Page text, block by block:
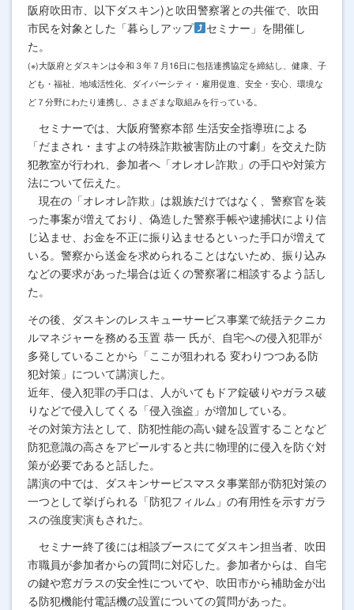
阪府吹田市、以下ダスキン)と吹田警察署との共催で、吹田
市民を対象とした「暮らしアップ
セミナー」を開催し
た。
(※)大阪府とダスキンは令和３年７月16日に包括連携協定を締結し、健康、子
ども・福祉、地域活性化、ダイバーシティ・雇用促進、安全・安心、環境な
ど７分野にわたり連携し、さまざまな取組みを行っている。
セミナーでは、大阪府警察本部 生活安全指導班による
「だまされ・ますよの特殊詐欺被害防止の寸劇」を交えた防
犯教室が行われ、参加者へ「オレオレ詐欺」の手口や対策方
法について伝えた。
現在の「オレオレ詐欺」は親族だけではなく、警察官を装
った事案が増えており、偽造した警察手帳や逮捕状により信
じ込ませ、お金を不正に振り込ませるといった手口が増えて
いる。警察から送金を求められることはないため、振り込み
などの要求があった場合は近くの警察署に相談するよう話し
た。
その後、ダスキンのレスキューサービス事業で統括テクニカ
ルマネジャーを務める玉置 恭一 氏が、自宅への侵入犯罪が
多発していることから「ここが狙われる 変わりつつある防
犯対策」について講演した。
近年、侵入犯罪の手口は、人がいてもドア錠破りやガラス破
りなどで侵入してくる「侵入強盗」が増加している。
その対策方法として、防犯性能の高い鍵を設置することなど
防犯意識の高さをアピールすると共に物理的に侵入を防ぐ対
策が必要であると話した。
講演の中では、ダスキンサービスマスタ事業部が防犯対策の
一つとして挙げられる「防犯フィルム」の有用性を示すガラ
スの強度実演もされた。
セミナー終了後には相談ブースにてダスキン担当者、吹田
市職員が参加者からの質問に対応した。 参加者からは、自宅
の鍵や窓ガラスの安全性についてや、吹田市から補助金が出
る防犯機能付電話機の設置についての質問があった。